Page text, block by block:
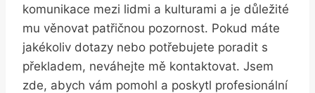
komunikace mezi lidmi a kulturami a je důležité
mu věnovat patřičnou pozornost. Pokud máte
jakékoliv dotazy nebo potřebujete poradit s
překladem, neváhejte mě kontaktovat. Jsem
zde, abych vám pomohl a poskytl profesionální